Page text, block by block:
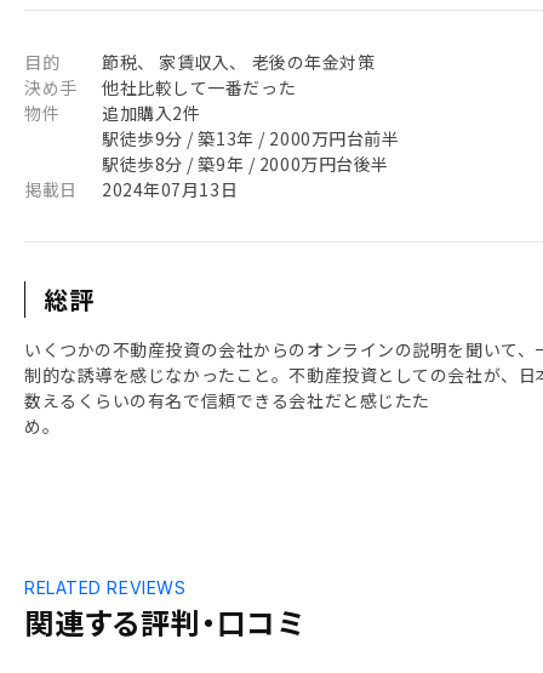
目的
節税、 家賃収入、 老後の年金対策
決め手
他社比較して一番だった
物件
追加購入2件
駅徒歩9分 / 築13年 / 2000万円台前半
駅徒歩8分 / 築9年 / 2000万円台後半
掲載日
2024年07月13日
総評
いくつかの不動産投資の会社からのオンラインの説明を聞いて、
制的な誘導を感じなかったこと。不動産投資としての会社が、日
数えるくらいの有名で信頼できる会社だと感じたた
め
関連する評判・口コミ
RELATED REVIEWS